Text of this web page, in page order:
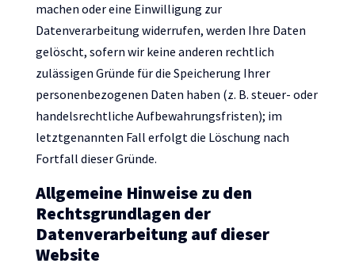
machen oder eine Einwilligung zur
Datenverarbeitung widerrufen, werden Ihre Daten
gelöscht, sofern wir keine anderen rechtlich
zulässigen Gründe für die Speicherung Ihrer
personenbezogenen Daten haben (z. B. steuer- oder
handelsrechtliche Aufbewahrungsfristen); im
letztgenannten Fall erfolgt die Löschung nach
Fortfall dieser Gründe.
Allgemeine Hinweise zu den
Rechtsgrundlagen der
Datenverarbeitung auf dieser
Website